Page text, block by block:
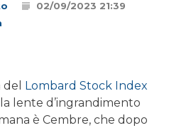
02/09/2023 21:39
Lombard Stock Index
lente d’ingrandimento
è Cembre, che dopo